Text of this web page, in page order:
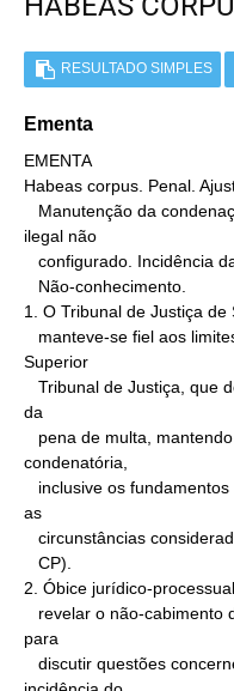
RESULTADO SIMPLES
Ementa
EMENTA
Habeas corpus. Penal.
ilegal não
1. O Tribunal de Justiça de
Superior
da
condenatória,
as
2. Óbice jurídico-
para